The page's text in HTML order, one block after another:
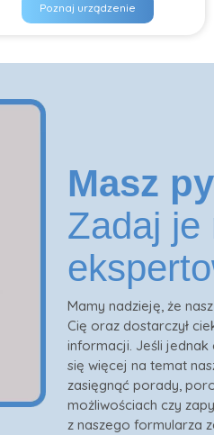
Poznaj urządzenie
Masz
Zadaj je
Mamy nadzieję, że
Cię oraz dostarczył
informacji. Jeśli jednak
się więcej na temat
zasięgnąć porady,
możliwościach czy
z naszego formularza